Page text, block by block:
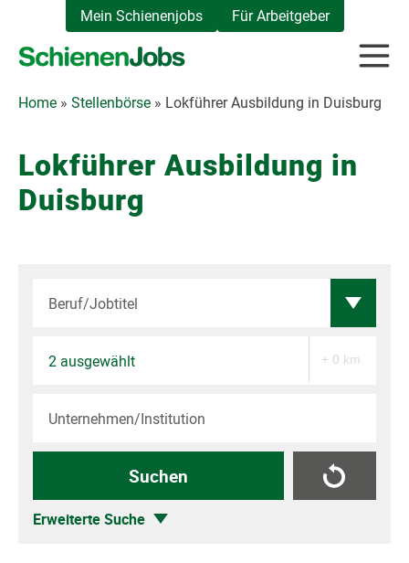
springen
Mein Schienenjobs Für Arbeitgeber
Home » Stellenbörse » Lokführer Ausbildung in Duisburg
Lokführer Ausbildung in
Duisburg